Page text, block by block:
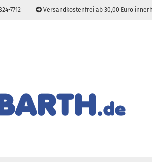
7712 Versandkostenfrei ab 30,00 Euro